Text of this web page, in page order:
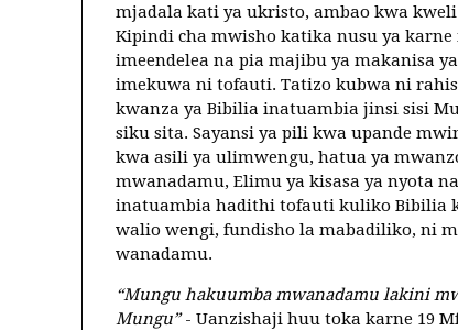
mjadala kati ya ukristo, ambao kwa
Kipindi cha mwisho katika nusu ya
imeendelea na pia majibu ya makanisa
imekuwa ni tofauti. Tatizo kubwa ni
kwanza ya Bibilia inatuambia jinsi sisi
siku sita. Sayansi ya pili kwa upande
kwa asili ya ulimwengu, hatua ya
mwanadamu, Elimu ya kisasa ya nyota
inatuambia hadithi tofauti kuliko Bibilia
walio wengi, fundisho la mabadiliko, ni
wanadamu.
“Mungu hakuumba mwanadamu lakini
Mungu”- Uanzishaji huu toka karne 19